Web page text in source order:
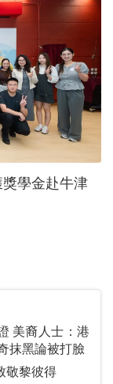
學金赴牛津
流 羅奇抹黑論被打臉
豪開騷致敬黎彼得